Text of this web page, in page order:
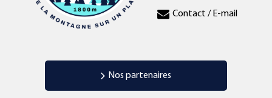
Contact / E-mail
Nos partenaires